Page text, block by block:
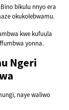
bikulu nnyo era
okukolebwamu.
kwe kufuula
yonna.
Ngeri
naye waliwo